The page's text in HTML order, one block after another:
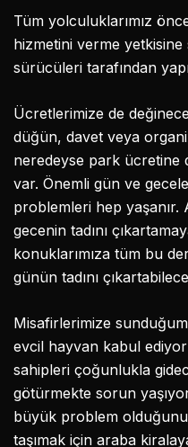
Tüm yolculuklarımız
hizmetini verme
sürücüleri tarafından
Ücretlerimize de
düğün, davet veya
neredeyse park ücretine
var. Önemli gün ve
problemleri hep yaşanır.
gecenin tadını
konuklarımıza tüm bu
günün tadını
Misafirlerimize
evcil hayvan kabul
sahipleri çoğunlukla
götürmekte sorun
büyük problem
taşımak için araba